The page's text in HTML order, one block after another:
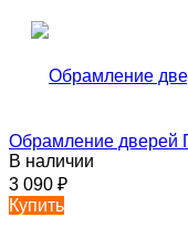
Обрамление дверей
В наличии
3 090 ₽
Купить